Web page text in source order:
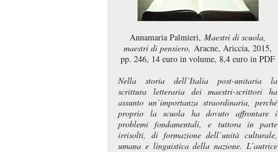
Annamaria Palmieri, Maestri di scuola,
maestri di pensiero, Aracne, Ariccia, 2015,
pp. 246, 14 euro in volume, 8,4 euro in PDF
Nella storia dell’Italia post-unitaria la
scrittura letteraria dei maestri-scrittori ha
assunto un’importanza straordinaria, perché
proprio la scuola ha dovuto affrontare i
problemi fondamentali, e tuttora in parte
irrisolti, di formazione dell’unità culturale,
umana e linguistica della nazione. L’autrice